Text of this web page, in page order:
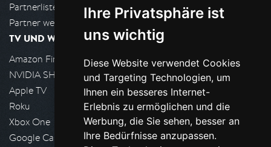
Ihre Privatsphäre ist
uns wichtig
Diese Website verwendet Cookies
und Targeting Technologien, um
Ihnen ein besseres Internet-
Erlebnis zu ermöglichen und die
Werbung, die Sie sehen, besser an
Ihre Bedürfnisse anzupassen.
Partnerliste
Partner werden
TV UND WOHNZIMMER
Amazon FireTV
NVIDIA SHIELD, Google TV
Apple TV
Roku
Xbox One
Google Cast